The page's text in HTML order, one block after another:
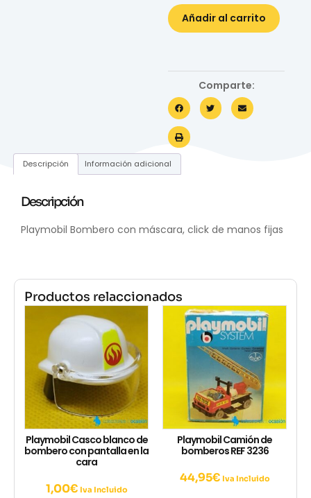
Añadir al carrito
Comparte:
Descripción Información adicional
Descripción
Playmobil Bombero con máscara, click de manos fijas
Productos relaccionados
Playmobil Casco blanco de
bombero con pantalla en la
cara
1,00€ Iva Incluido
Playmobil Camión de
bomberos REF 3236
44,95€ Iva Incluido